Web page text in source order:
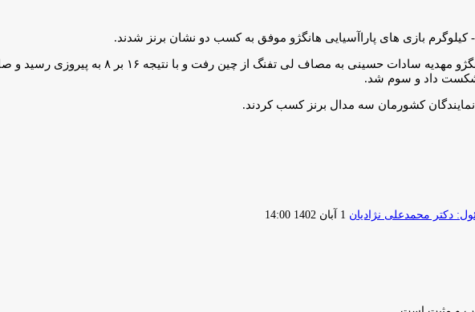
نمایندگان کشورمان سه مدال برنز کسب کردند.
دکتر محمدعلی نژادیان ارسال1 آبان 1402 14:00